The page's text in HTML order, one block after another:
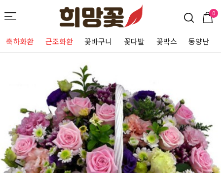
0
축하화환 근조화환 꽃바구니 꽃다발 꽃박스 동양난